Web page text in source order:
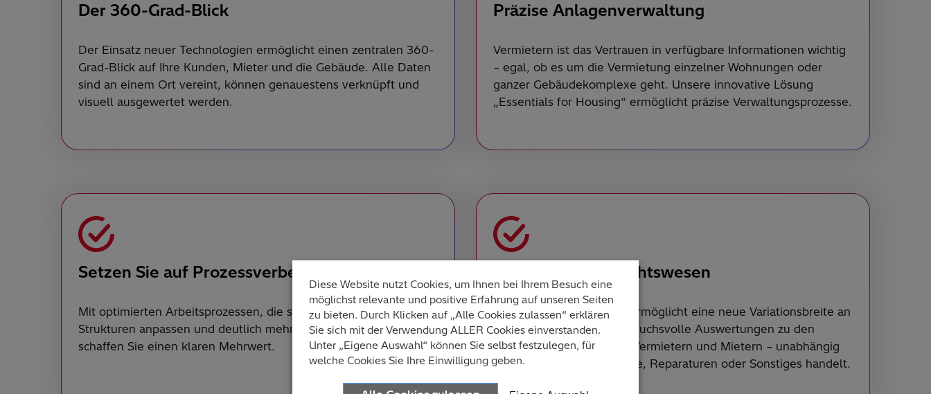
Der 360-Grad-Blick
Der Einsatz neuer Technologien ermöglicht einen zentralen 360-
Grad-Blick auf Ihre Kunden, Mieter und die Gebäude. Alle Daten
sind an einem Ort vereint, können genauestens verknüpft und
visuell ausgewertet werden.
Präzise Anlagenverwaltung
Vermietern ist das Vertrauen in verfügbare Informationen wichtig
– egal, ob es um die Vermietung einzelner Wohnungen oder
ganzer Gebäudekomplexe geht. Unsere innovative Lösung
„Essentials for Housing“ ermöglicht präzise Verwaltungsprozesse.
Setzen Sie auf Prozessverbesserung
Mit optimierten Arbeitsprozessen, die sich flexibel an individuelle
Strukturen anpassen und deutlich mehr Detailtiefe liefern,
schaffen Sie einen klaren Mehrwert.
Verbessertes Berichtswesen
Fortschrittliche Software ermöglicht eine neue Variationsbreite an
Berichten und liefert anspruchsvolle Auswertungen zu den
Verantwortlichkeiten von Vermietern und Mietern – unabhängig
davon, ob es sich um Miete, Reparaturen oder Sonstiges handelt.
Diese Website nutzt Cookies, um Ihnen bei Ihrem Besuch eine
möglichst relevante und positive Erfahrung auf unseren Seiten
zu bieten. Durch Klicken auf „Alle Cookies zulassen“ erklären
Sie sich mit der Verwendung ALLER Cookies einverstanden.
Unter „Eigene Auswahl“ können Sie selbst festzulegen, für
welche Cookies Sie Ihre Einwilligung geben.